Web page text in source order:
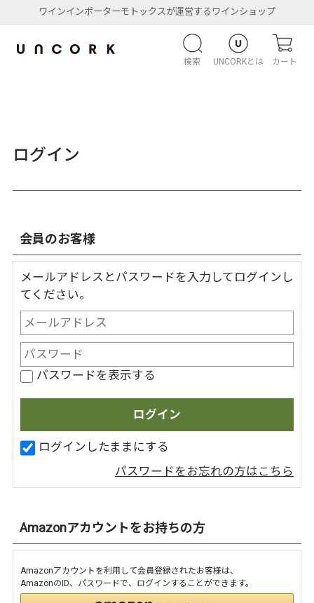
ワインインポーターモトックスが運営するワインショップ
検索 UNCORKとは カート
ログイン
会員のお客様
メールアドレスとパスワードを入力してログインし
てください。
パスワードを表示する
ログインしたままにする
パスワードをお忘れの方はこちら
Amazonアカウントをお持ちの方
Amazonアカウントを利用して会員登録されたお客様は、
AmazonのID、パスワードで、ログインすることができます。